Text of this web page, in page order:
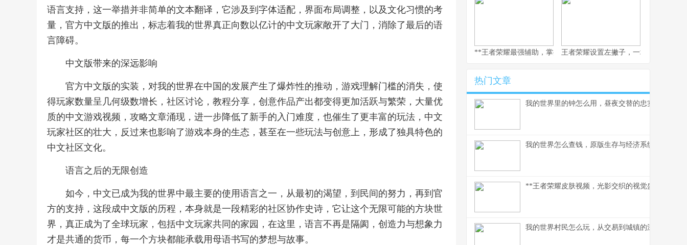
语言支持，这一举措并非简单的文本翻译，它涉及到字体适配，界面布局调整，以及文化习惯的考
量，官方中文版的推出，标志着我的世界真正向数以亿计的中文玩家敞开了大门，消除了最后的语
言障碍。
中文版带来的深远影响
官方中文版的实装，对我的世界在中国的发展产生了爆炸性的推动，游戏理解门槛的消失，使
得玩家数量呈几何级数增长，社区讨论，教程分享，创意作品产出都变得更加活跃与繁荣，大量优
质的中文游戏视频，攻略文章涌现，进一步降低了新手的入门难度，也催生了更丰富的玩法，中文
玩家社区的壮大，反过来也影响了游戏本身的生态，甚至在一些玩法与创意上，形成了独具特色的
中文社区文化。
语言之后的无限创造
如今，中文已成为我的世界中最主要的使用语言之一，从最初的渴望，到民间的努力，再到官
方的支持，这段成中文版的历程，本身就是一段精彩的社区协作史诗，它让这个无限可能的方块世
界，真正成为了全球玩家，包括中文玩家共同的家园，在这里，语言不再是隔阂，创造力与想象力
才是共通的货币，每一个方块都能承载用母语书写的梦想与故事。
**王者荣耀最强辅助，掌控峡谷的节奏灵魂副标题，团队心脏与胜
王者荣耀设置左撇子，一场被忽视的
热门文章
我的世界里的钟怎么用，昼夜交替的忠实伙伴
我的世界怎么查钱，原版生存与经济系统解析
**王者荣耀皮肤视频，光影交织的视觉盛宴，副标
我的世界村民怎么玩，从交易到城镇的深度指南